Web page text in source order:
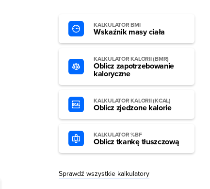
KALKULATOR BMI
Wskaźnik masy ciała
KALKULATOR KALORII (BMR)
Oblicz zapotrzebowanie
kaloryczne
KALKULATOR KALORII (KCAL)
Oblicz zjedzone kalorie
KALKULATOR %BF
Oblicz tkankę tłuszczową
Sprawdź wszystkie kalkulatory